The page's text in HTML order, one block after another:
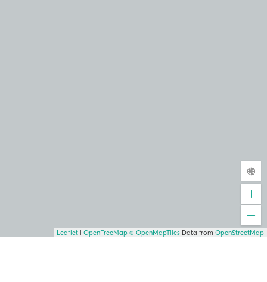
Leaflet OpenFreeMap © OpenMapTiles Data from OpenStreetMap